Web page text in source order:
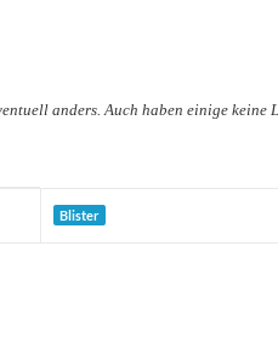
anders. Auch haben einige keine
Blister